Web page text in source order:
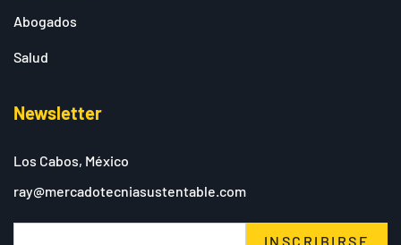
Abogados
Salud
Newsletter
Los Cabos, México
ray@mercadotecniasustentable.com
INSCRIBIRSE